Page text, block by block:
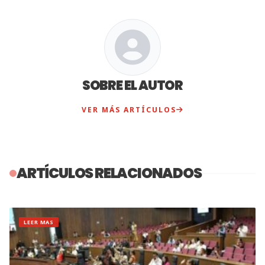
SOBRE EL AUTOR
VER MÁS ARTÍCULOS
ARTÍCULOS RELACIONADOS
LEER MAS